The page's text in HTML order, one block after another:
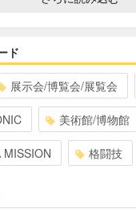
ド
展示会/博覧会/展覧会
美術館/博物館
MISSION 格闘技